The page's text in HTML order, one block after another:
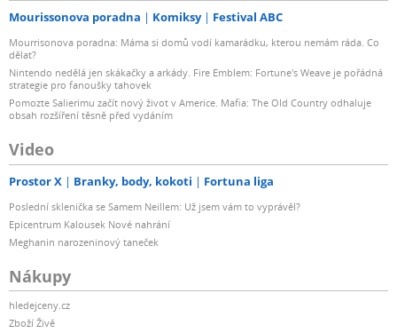
Mourissonova poradna Komiksy Festival ABC
Mourrisonova poradna: Máma si domů vodí kamarádku, kterou nemám ráda. Co
dělat?
Nintendo nedělá jen skákačky a arkády. Fire Emblem: Fortune's Weave je pořádná
strategie pro fanoušky tahovek
Pomozte Salierimu začít nový život v Americe. Mafia: The Old Country odhaluje
obsah rozšíření těsně před vydáním
Video
Prostor X Branky, body, kokoti Fortuna liga
Poslední sklenička se Samem Neillem: Už jsem vám to vyprávěl?
Epicentrum Kalousek Nové nahrání
Meghanin narozeninový taneček
Nákupy
hledejceny.cz
Zboží Živě